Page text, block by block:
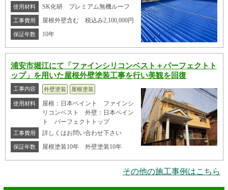
使用材料 SK化研 プレミアム無機ルーフ
工事費用 屋根外壁含む 税込み2,100,000円
保証年数 10年
浦安市堀江にて「ファインシリコンベスト＋パーフェクトト
ップ」を用いた屋根外壁塗装工事を行い美観を回復
工事内容 外壁塗装 屋根塗装
使用材料
屋根：日本ペイント ファインシ
リコンベスト 外壁：日本ペイン
ト パーフェクトトップ
工事費用 詳しくはお問い合わせ下さい
保証年数 屋根塗装10年 外壁塗装10年
その他の施工事例はこちら